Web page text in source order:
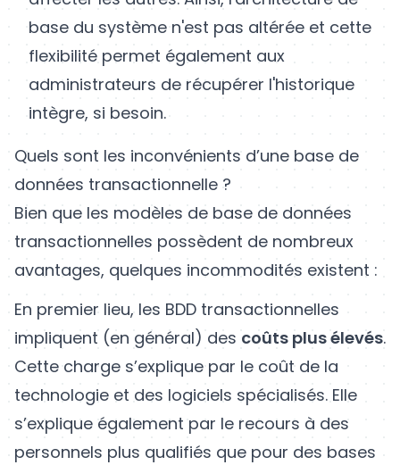
base du système n'est pas altérée et cette
flexibilité permet également aux
administrateurs de récupérer l'historique
intègre, si besoin.
Quels sont les inconvénients d’une base de
données transactionnelle ?
Bien que les modèles de base de données
transactionnelles possèdent de nombreux
avantages, quelques incommodités existent :
En premier lieu, les BDD transactionnelles
impliquent (en général) des coûts plus élevés.
Cette charge s’explique par le coût de la
technologie et des logiciels spécialisés. Elle
s’explique également par le recours à des
personnels plus qualifiés que pour des bases